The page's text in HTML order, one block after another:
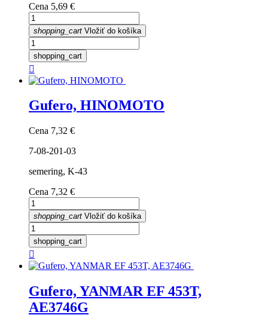
Cena 5,69 €
shopping_cart Vložiť do košíka
shopping_cart

Gufero, HINOMOTO
Cena 7,32 €
7-08-201-03
semering, K-43
Cena 7,32 €
shopping_cart Vložiť do košíka
shopping_cart

Gufero, YANMAR EF 453T,
AE3746G